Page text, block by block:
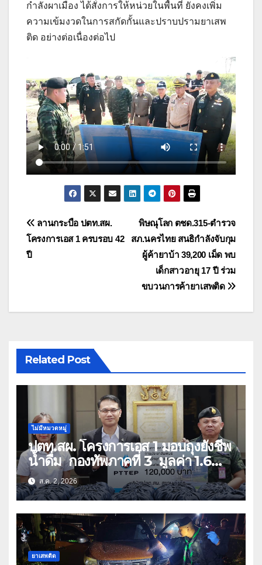
กำลังผาเมือง ได้สั่งการให้หน่วยในพื้นที่ ยังคงเพิ่ม
ความเข้มงวดในการสกัดกั้นและปราบปรามยาเสพ
ติด อย่างต่อเนื่องต่อไป
แนะแนว
เรื่อง
พิษณุโลก ตชด.315-ตำรวจ
สภ.นครไทย สนธิกำลังจับกุม
ผู้ค้ายาบ้า 39,200 เม็ด พบ
เด็กสาวอายุ 17 ปี ร่วม
ขบวนการค้ายาเสพติด
ลานกระบือ ปตท.สผ.
โครงการเอส 1 ครบรอบ 42
ปี
Related Post
ไม่มีหมวดหมู่
ปตท.สผ. โครงการเอส 1 มอบถุงยังชีพ
น้ำดื่ม กองทัพภาคที่ 3 มูลค่า 1.6
ล้านบาท
ส.ค. 2, 2026
ยาเสพติด